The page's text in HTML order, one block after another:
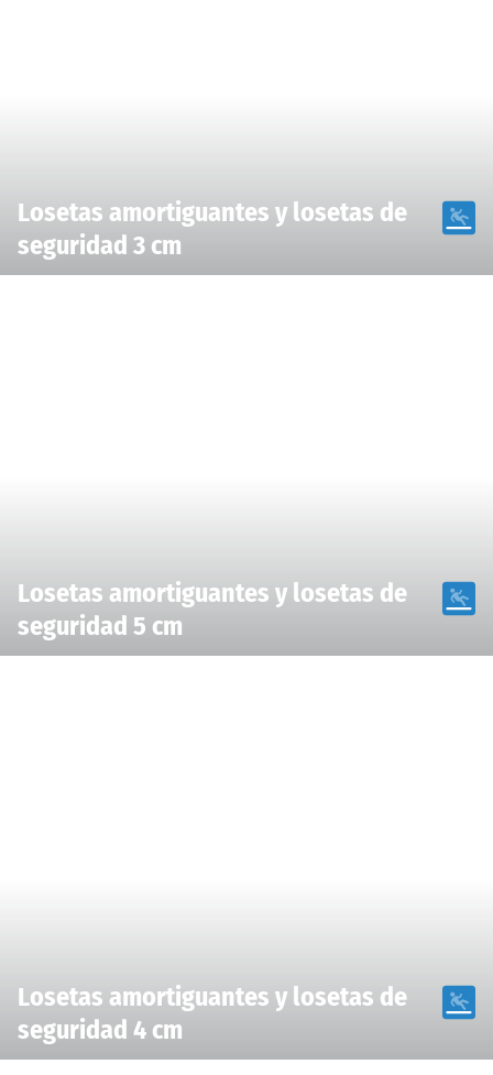
Losetas amortiguantes y losetas de
seguridad 3 cm
Losetas amortiguantes y losetas de
seguridad 5 cm
Losetas amortiguantes y losetas de
seguridad 4 cm